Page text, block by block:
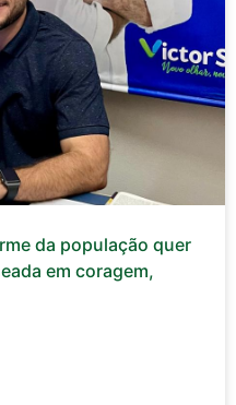
da população quer
em coragem,